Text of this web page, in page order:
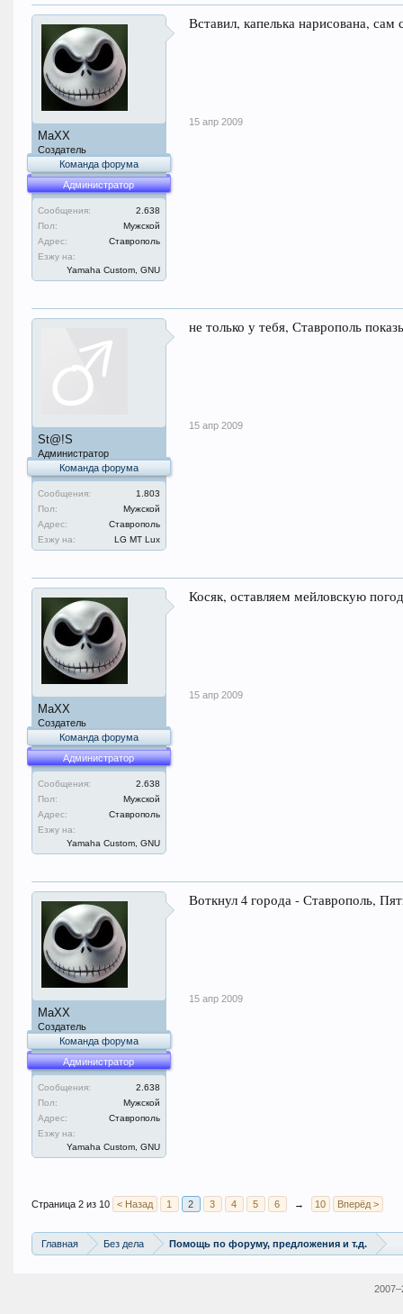
MaXX
Создатель
Команда форума
Администратор
Сообщения:
2.638
Пол:
Мужской
Адрес:
Ставрополь
Езжу на:
Yamaha Custom, GNU
Вставил, капелька нарисована,
15 апр 2009
St@!S
Администратор
Команда форума
Сообщения:
1.803
Пол:
Мужской
Адрес:
Ставрополь
Езжу на:
LG MT Lux
не только у тебя, Ставрополь
15 апр 2009
MaXX
Создатель
Команда форума
Администратор
Сообщения:
2.638
Пол:
Мужской
Адрес:
Ставрополь
Езжу на:
Yamaha Custom, GNU
Косяк, оставляем мейловскую
15 апр 2009
MaXX
Создатель
Команда форума
Администратор
Сообщения:
2.638
Пол:
Мужской
Адрес:
Ставрополь
Езжу на:
Yamaha Custom, GNU
Воткнул 4 города - Ставрополь,
15 апр 2009
Страница 2 из 10 < Назад 1 2 3 4 5 6 → 10 Вперёд >
Главная Без дела Помощь по форуму, предложения и т.д.
2007–